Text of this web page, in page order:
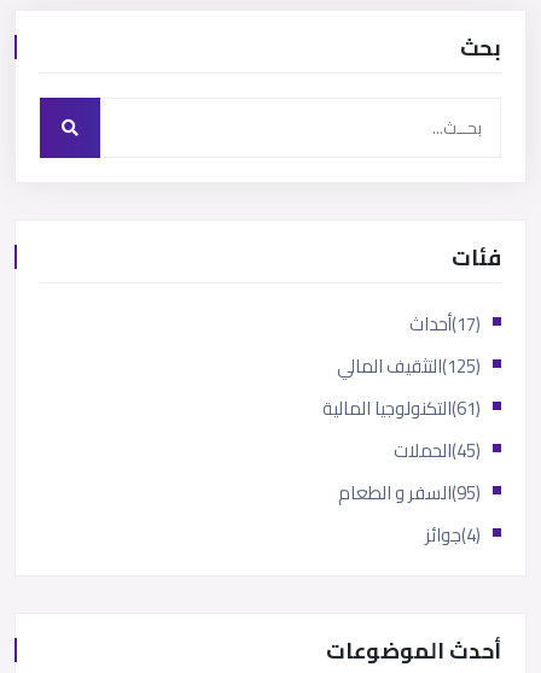
بحث
فئات
أحداث
(17)
التثقيف المالي
(125)
التكنولوجيا المالية
(61)
الحملات
(45)
السفر و الطعام
(95)
جوائز (4)
أحدث الموضوعات